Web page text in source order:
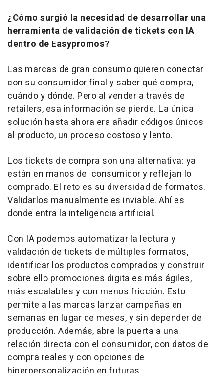
¿Cómo surgió la necesidad de desarrollar una
herramienta de validación de tickets con IA
dentro de Easypromos?
Las marcas de gran consumo quieren conectar
con su consumidor final y saber qué compra,
cuándo y dónde. Pero al vender a través de
retailers, esa información se pierde. La única
solución hasta ahora era añadir códigos únicos
al producto, un proceso costoso y lento.
Los tickets de compra son una alternativa: ya
están en manos del consumidor y reflejan lo
comprado. El reto es su diversidad de formatos.
Validarlos manualmente es inviable. Ahí es
donde entra la inteligencia artificial.
Con IA podemos automatizar la lectura y
validación de tickets de múltiples formatos,
identificar los productos comprados y construir
sobre ello promociones digitales más ágiles,
más escalables y con menos fricción. Esto
permite a las marcas lanzar campañas en
semanas en lugar de meses, y sin depender de
producción. Además, abre la puerta a una
relación directa con el consumidor, con datos de
compra reales y con opciones de